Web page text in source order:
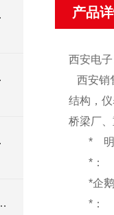
析
？
析
子台秤是否缺斤短两
产品
西安电
西安销
结构，
桥梁厂
*
*：
*企
*：